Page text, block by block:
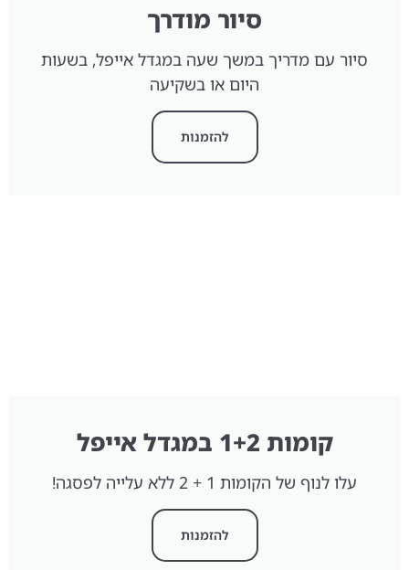
סיור מודרך
סיור עם מדריך במשך שעה במגדל אייפל, בשעות
היום או בשקיעה
להזמנות
קומות 1+2 במגדל אייפל
עלו לנוף של הקומות 1 + 2 ללא עלייה לפסגה!
להזמנות